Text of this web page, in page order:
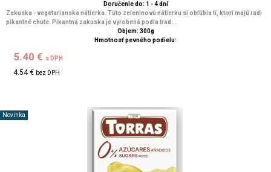
Doručenie do: 1 - 4 dní
Zakuska - vegetarianska nátierka. Túto zeleninovú nátierku si obľúbia tí, ktorí majú radi
pikantné chute. Pikantná zakuska je vyrobená podľa trad...
Objem: 300g
Hmotnosť pevného podielu:
5.40 € s DPH
4.54 € bez DPH
Novinka